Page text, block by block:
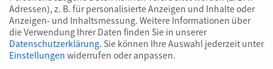
Wir werden es ausprobieren.
Welche Voraussetzungen
Adressen), z. B. für personalisierte Anzeigen und Inhalte oder
Anzeigen- und Inhaltsmessung. Weitere Informationen über
die Verwendung Ihrer Daten finden Sie in unserer
Datenschutzerklärung. Sie können Ihre Auswahl jederzeit unter
Einstellungen widerrufen oder anpassen.